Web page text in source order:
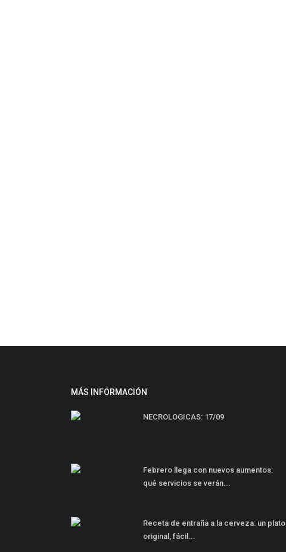
MÁS INFORMACIÓN
NECROLOGICAS: 17/09
Febrero llega con nuevos aumentos:
qué servicios se verán...
Receta de entraña a la cerveza: un plato
original, fácil...